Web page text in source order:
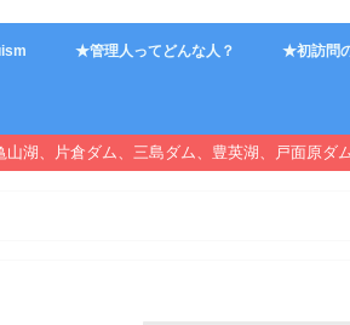
★管理人ってどんな人？ ★初訪問
湖、片倉ダム、三島ダム、豊英湖、戸面原ダ